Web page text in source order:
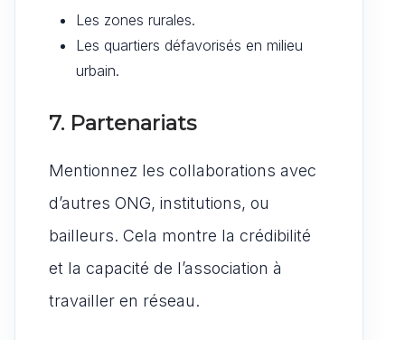
Les zones rurales.
Les quartiers défavorisés en milieu
urbain.
7. Partenariats
Mentionnez les collaborations avec
d’autres ONG, institutions, ou
bailleurs. Cela montre la crédibilité
et la capacité de l’association à
travailler en réseau.